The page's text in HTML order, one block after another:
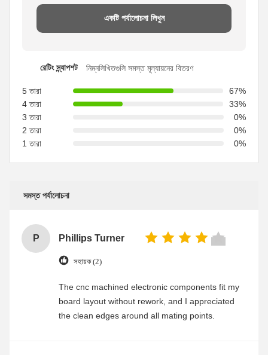
একটি পর্যালোচনা লিখুন
রেটিং স্ন্যাপশট নিম্নলিখিতগুলি সমস্ত মূল্যায়নের বিতরণ
5 তারা
67%
4 তারা
33%
3 তারা
0%
2 তারা
0%
1 তারা
0%
সমস্ত পর্যালোচনা
P Phillips Turner
সহায়ক (2)
The cnc machined electronic components fit my
board layout without rework, and I appreciated
the clean edges around all mating points.